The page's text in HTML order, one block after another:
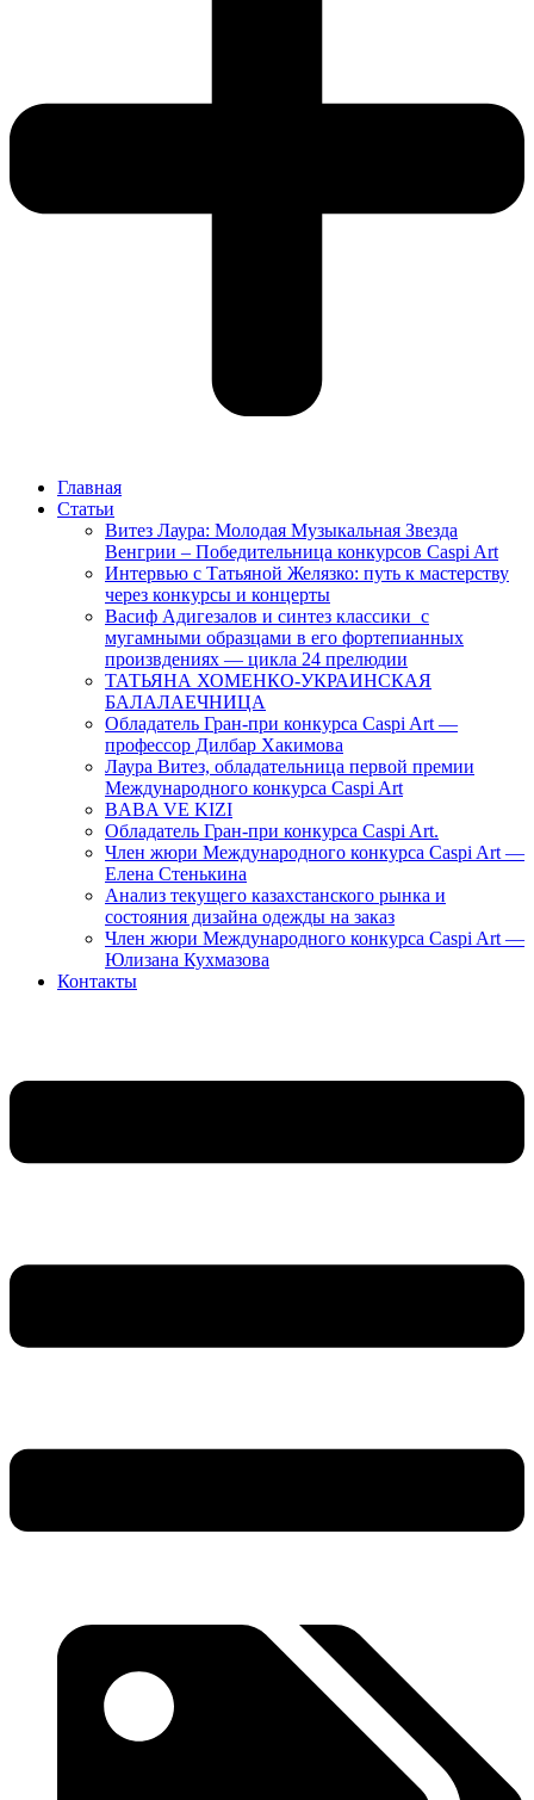
Главная
Статьи
Витез Лаура: Молодая Музыкальная Звезда
Венгрии – Победительница конкурсов Caspi Art
Интервью с Татьяной Желязко: путь к мастерству
через конкурсы и концерты
Васиф Адигезалов и синтез классики с
мугамными образцами в его фортепианных
произвдениях — цикла 24 прелюдии
ТАТЬЯНА ХОМЕНКО-УКРАИНСКАЯ
БАЛАЛАЕЧНИЦА
Обладатель Гран-при конкурса Caspi Art —
профессор Дилбар Хакимова
Лаура Витез, обладательница первой премии
Международного конкурса Caspi Art
BABA VE KIZI
Обладатель Гран-при конкурса Caspi Art.
Член жюри Международного конкурса Caspi Art —
Елена Стенькина
Анализ текущего казахстанского рынка и
состояния дизайна одежды на заказ
Член жюри Международного конкурса Caspi Art —
Юлизана Кухмазова
Контакты